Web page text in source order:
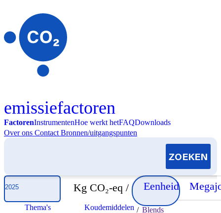
emissiefactoren
FactorenInstrumentenHoe werkt hetFAQDownloads
Over ons Contact Bronnen/uitgangspunten
Selecteer jaar
Kg CO₂-eq / Eenheid
Thema's Koudemiddelen / Blends